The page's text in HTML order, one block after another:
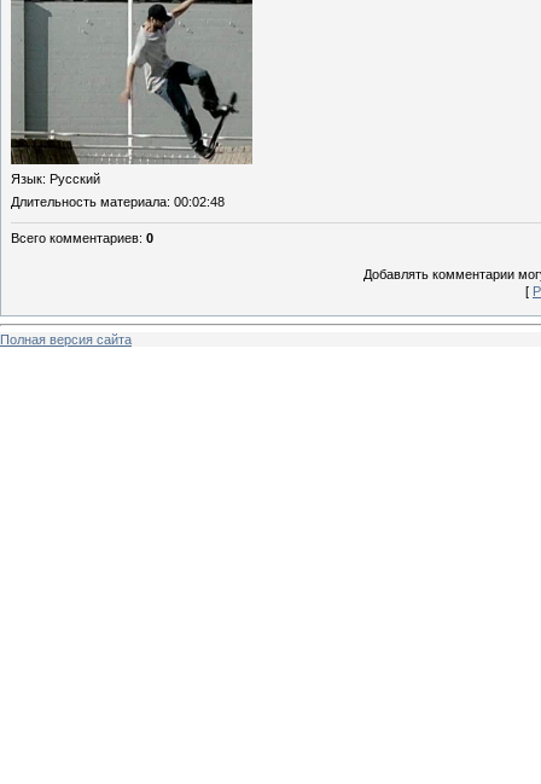
Язык: Русский
Длительность материала: 00:02:48
Всего комментариев: 0
Добавлять комментарии
[
Полная версия сайта